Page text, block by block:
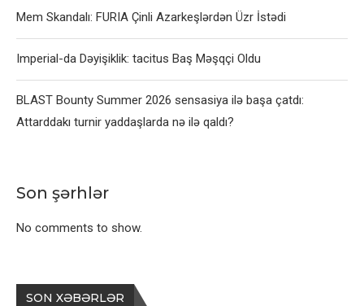
Mem Skandalı: FURIA Çinli Azarkeşlərdən Üzr İstədi
Imperial-da Dəyişiklik: tacitus Baş Məşqçi Oldu
BLAST Bounty Summer 2026 sensasiya ilə başa çatdı:
Attarddakı turnir yaddaşlarda nə ilə qaldı?
Son şərhlər
No comments to show.
SON XƏBƏRLƏR